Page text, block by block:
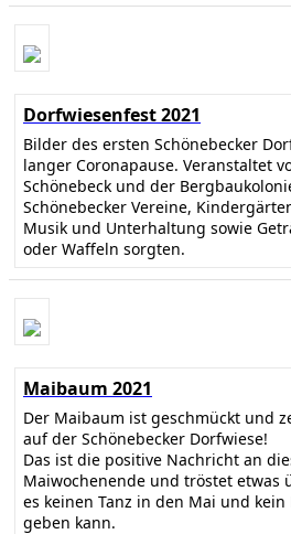
Dorfwiesenfest 2021
Bilder des ersten Schönebecker
langer Coronapause. Veranstaltet
Schönebeck und der
Schönebecker Vereine,
Musik und Unterhaltung sowie
oder Waffeln sorgten.
Maibaum 2021
Der Maibaum ist geschmückt und
auf der Schönebecker Dorfwiese!
Das ist die positive Nachricht an
Maiwochenende und tröstet etwas
es keinen Tanz in den Mai und
geben kann.